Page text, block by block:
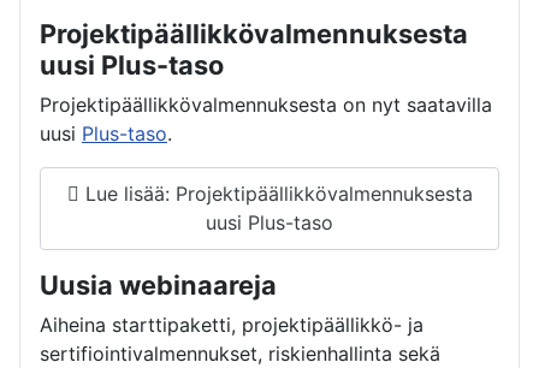
Projektipäällikkövalmennuksesta
uusi Plus-taso
Projektipäällikkövalmennuksesta on nyt saatavilla
uusi Plus-taso.
Lue lisää: Projektipäällikkövalmennuksesta
uusi Plus-taso
Uusia webinaareja
Aiheina starttipaketti, projektipäällikkö- ja
sertifiointivalmennukset, riskienhallinta sekä